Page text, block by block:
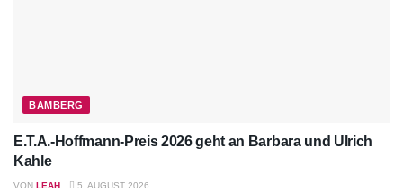
BAMBERG
E.T.A.-Hoffmann-Preis 2026 geht an Barbara und Ulrich
Kahle
VON LEAH 5. AUGUST 2026